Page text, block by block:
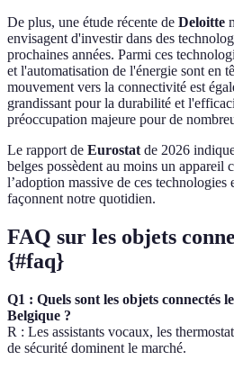
De plus, une étude récente de Deloitte
envisagent d'investir dans des
prochaines années. Parmi ces
et l'automatisation de l'énergie sont en
mouvement vers la connectivité est
grandissant pour la durabilité et
préoccupation majeure pour de
Le rapport de Eurostat de 2026
belges possèdent au moins un appareil
l’adoption massive de ces technologies
façonnent notre quotidien.
FAQ sur les objets
{#faq}
Q1 : Quels sont les objets connectés
Belgique ?
R : Les assistants vocaux, les
de sécurité dominent le marché.